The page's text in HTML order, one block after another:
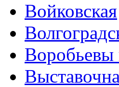
Войковская
Воробьевы